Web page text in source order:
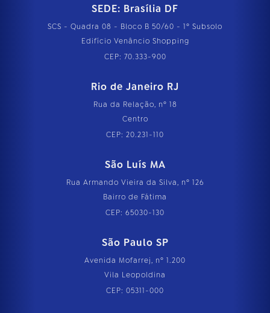
SEDE: Brasília DF
SCS - Quadra 08 - Bloco B 50/60 - 1º Subsolo
Edifício Venâncio Shopping
CEP: 70.333-900
Rio de Janeiro RJ
Rua da Relação, nº 18
Centro
CEP: 20.231-110
São Luís MA
Rua Armando Vieira da Silva, nº 126
Bairro de Fátima
CEP: 65030-130
São Paulo SP
Avenida Mofarrej, nº 1.200
Vila Leopoldina
CEP: 05311-000